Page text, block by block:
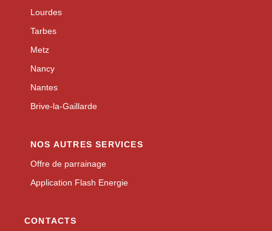
Lourdes
Tarbes
Metz
Nancy
Nantes
Brive-la-Gaillarde
NOS AUTRES SERVICES
Offre de parrainage
Application Flash Energie
CONTACTS